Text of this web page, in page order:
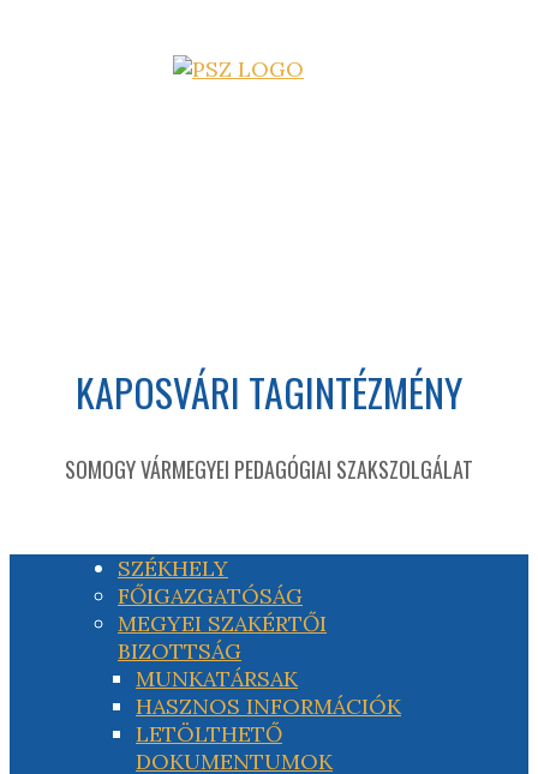
KAPOSVÁRI TAGINTÉZMÉNY
SOMOGY VÁRMEGYEI PEDAGÓGIAI SZAKSZOLGÁLAT
SZÉKHELY
FŐIGAZGATÓSÁG
MEGYEI SZAKÉRTŐI
BIZOTTSÁG
MUNKATÁRSAK
HASZNOS INFORMÁCIÓK
LETÖLTHETŐ
DOKUMENTUMOK